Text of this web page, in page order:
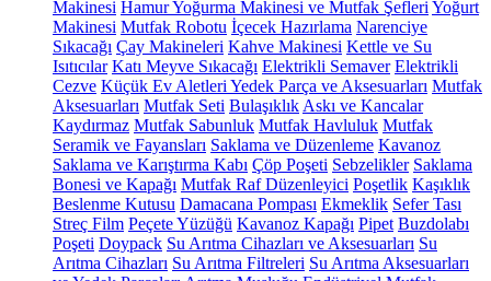
Makinesi Hamur Yoğurma Makinesi ve Mutfak Şefleri Yoğurt
Makinesi Mutfak Robotu İçecek Hazırlama Narenciye
Sıkacağı Çay Makineleri Kahve Makinesi Kettle ve Su
Isıtıcılar Katı Meyve Sıkacağı Elektrikli Semaver Elektrikli
Cezve Küçük Ev Aletleri Yedek Parça ve Aksesuarları Mutfak
Aksesuarları Mutfak Seti Bulaşıklık Askı ve Kancalar
Kaydırmaz Mutfak Sabunluk Mutfak Havluluk Mutfak
Seramik ve Fayansları Saklama ve Düzenleme Kavanoz
Saklama ve Karıştırma Kabı Çöp Poşeti Sebzelikler Saklama
Bonesi ve Kapağı Mutfak Raf Düzenleyici Poşetlik Kaşıklık
Beslenme Kutusu Damacana Pompası Ekmeklik Sefer Tası
Streç Film Peçete Yüzüğü Kavanoz Kapağı Pipet Buzdolabı
Poşeti Doypack Su Arıtma Cihazları ve Aksesuarları Su
Arıtma Cihazları Su Arıtma Filtreleri Su Arıtma Aksesuarları